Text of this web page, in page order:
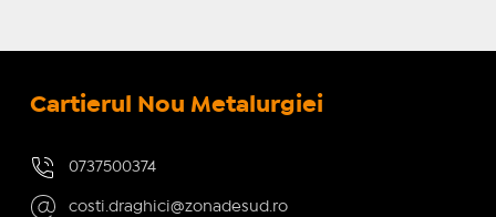
Cartierul Nou Metalurgiei
0737500374
costi.draghici@zonadesud.ro